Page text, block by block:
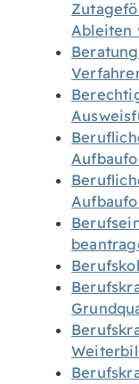
Ableiten